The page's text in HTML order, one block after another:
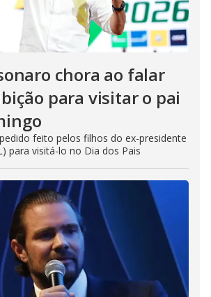
chora ao falar
para visitar o pai
feito pelos filhos do ex-presidente
para visitá-lo no Dia dos Pais